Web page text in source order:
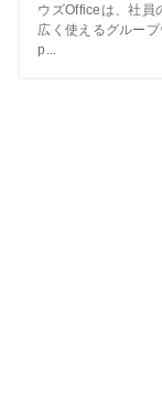
ウズOfficeは、社員
広く使えるグルー
p...